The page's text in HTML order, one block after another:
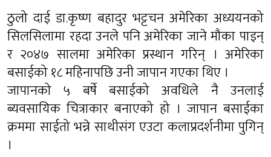
ठुलो दाई डा.कृष्ण बहादुर भट्टचन अमेरिका अध्ययनको
सिलसिलामा रहदा उनले पनि अमेरिका जाने मौका पाइन्
र २०४७ सालमा अमेरिका प्रस्थान गरिन् । अमेरिका
बसाईको १८ महिनापछि उनी जापान गएका थिए ।
जापानको ५ बर्षे बसाईको अवधिले नै उनलाई
ब्यवसायिक चित्राकार बनाएको हो । जापान बसाईका
क्रममा साईतो भन्ने साथीसंग एउटा कलाप्रदर्शनीमा पुगिन्
।